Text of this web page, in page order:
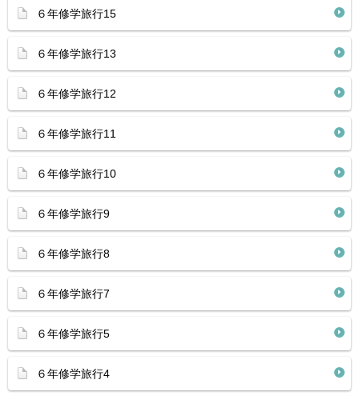
６年修学旅行15
６年修学旅行13
６年修学旅行12
６年修学旅行11
６年修学旅行10
６年修学旅行9
６年修学旅行8
６年修学旅行7
６年修学旅行5
６年修学旅行4